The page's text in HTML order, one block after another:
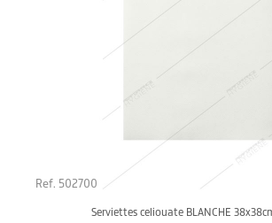
Ref. 502700
Serviettes celiouate BLANCHE